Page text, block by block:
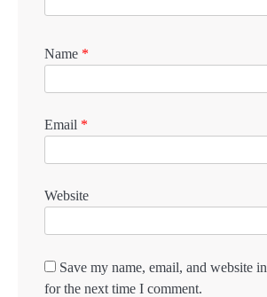
Name *
Email *
Website
Save my name, email, and website
for the next time I comment.